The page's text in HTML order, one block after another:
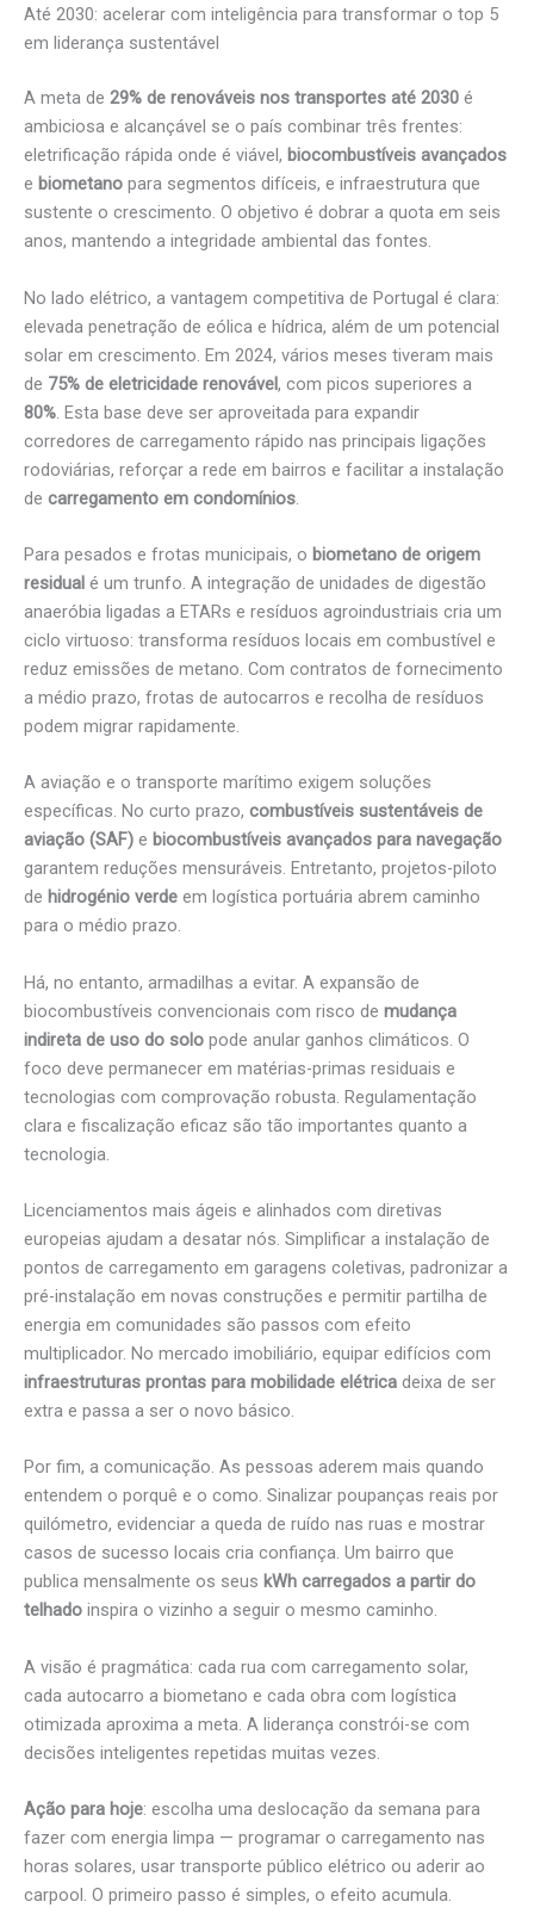
Até 2030: acelerar com inteligência para transformar o top 5
em liderança sustentável
A meta de 29% de renováveis nos transportes até 2030 é
ambiciosa e alcançável se o país combinar três frentes:
eletrificação rápida onde é viável, biocombustíveis avançados
e biometano para segmentos difíceis, e infraestrutura que
sustente o crescimento. O objetivo é dobrar a quota em seis
anos, mantendo a integridade ambiental das fontes.
No lado elétrico, a vantagem competitiva de Portugal é clara:
elevada penetração de eólica e hídrica, além de um potencial
solar em crescimento. Em 2024, vários meses tiveram mais
de 75% de eletricidade renovável, com picos superiores a
80% . Esta base deve ser aproveitada para expandir
corredores de carregamento rápido nas principais ligações
rodoviárias, reforçar a rede em bairros e facilitar a instalação
de carregamento em condomínios
Para pesados e frotas municipais, o biometano de origem
residual é um trunfo. A integração de unidades de digestão
anaeróbia ligadas a ETARs e resíduos agroindustriais cria um
ciclo virtuoso: transforma resíduos locais em combustível e
reduz emissões de metano. Com contratos de fornecimento
a médio prazo, frotas de autocarros e recolha de resíduos
podem migrar rapidamente.
A aviação e o transporte marítimo exigem soluções
específicas. No curto prazo, combustíveis sustentáveis de
aviação (SAF) e biocombustíveis avançados para navegação
garantem reduções mensuráveis. Entretanto, projetos-piloto
de hidrogénio verde em logística portuária abrem caminho
para o médio prazo.
Há, no entanto, armadilhas a evitar. A expansão de
biocombustíveis convencionais com risco de mudança
indireta de uso do solo pode anular ganhos climáticos. O
foco deve permanecer em matérias-primas residuais e
tecnologias com comprovação robusta. Regulamentação
clara e fiscalização eficaz são tão importantes quanto a
tecnologia.
Licenciamentos mais ágeis e alinhados com diretivas
europeias ajudam a desatar nós. Simplificar a instalação de
pontos de carregamento em garagens coletivas, padronizar a
pré-instalação em novas construções e permitir partilha de
energia em comunidades são passos com efeito
multiplicador. No mercado imobiliário, equipar edifícios com
infraestruturas prontas para mobilidade elétrica deixa de ser
extra e passa a ser o novo básico.
Por fim, a comunicação. As pessoas aderem mais quando
entendem o porquê e o como. Sinalizar poupanças reais por
quilómetro, evidenciar a queda de ruído nas ruas e mostrar
casos de sucesso locais cria confiança. Um bairro que
publica mensalmente os seus kWh carregados a partir do
telhado inspira o vizinho a seguir o mesmo caminho.
A visão é pragmática: cada rua com carregamento solar,
cada autocarro a biometano e cada obra com logística
otimizada aproxima a meta. A liderança constrói-se com
decisões inteligentes repetidas muitas vezes.
Ação para hoje: escolha uma deslocação da semana para
fazer com energia limpa — programar o carregamento nas
horas solares, usar transporte público elétrico ou aderir ao
carpool. O primeiro passo é simples, o efeito acumula.